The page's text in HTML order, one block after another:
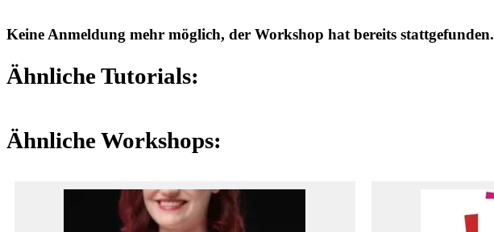
Keine Anmeldung mehr möglich, der Workshop hat bereits stattgefunden.
Ähnliche Tutorials:
Ähnliche Workshops: